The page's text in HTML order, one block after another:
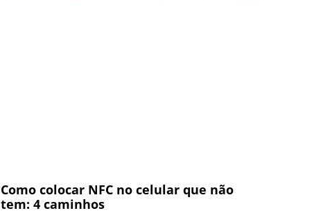
Como colocar NFC no celular que não
tem: 4 caminhos